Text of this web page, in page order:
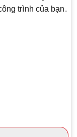
trình của bạn.